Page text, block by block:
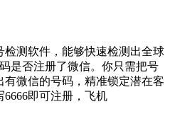
测软件，能够快速检测出全球
是否注册了微信。你只需把号
微信的号码，精准锁定潜在客
6666即可注册，飞机